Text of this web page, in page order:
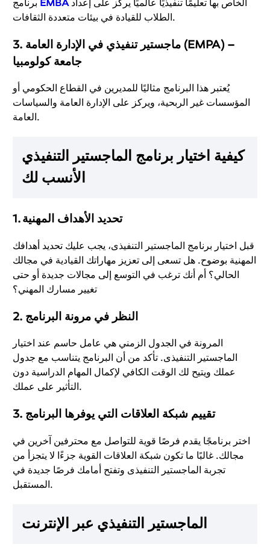
برنامج EMBA الخاص بها تعليمًا تنفيذيًا عالميًا يركز على إعداد
الطلاب للقيادة في بيئات متعددة الثقافات.
3. ماجستير تنفيذي في الإدارة العامة (EMPA) –
جامعة كولومبيا
يُعتبر هذا البرنامج مثاليًا للمديرين في القطاع الحكومي أو
المؤسسات غير الربحية، ويركز على الإدارة العامة والسياسات
العامة.
كيفية اختيار برنامج الماجستير التنفيذي
الأنسب لك
1.تحديد الأهداف المهنية
قبل اختيار برنامج الماجستير التنفيذى، يجب عليك تحديد أهدافك
المهنية بوضوح. هل تسعى إلى تعزيز مهاراتك القيادية في مجالك
الحالي؟ أم أنك ترغب في التوسع إلى مجالات جديدة أو حتى
تغيير مسارك المهني؟
2. النظر في مرونة البرنامج
المرونة في الجدول الزمني هي عامل حاسم عند اختيار
الماجستير التنفيذى. تأكد من أن البرنامج يتناسب مع جدول
عملك ويتيح لك الوقت الكافي لإكمال المهام الدراسية دون
التأثير على عملك.
3. تقييم شبكة العلاقات التي يوفرها البرنامج
اختر برنامجًا يقدم فرصًا قوية للتواصل مع محترفين آخرين في
مجالك. غالبًا ما تكون شبكة العلاقات القوية جزءًا لا يتجزأ من
تجربة الماجستير التنفيذى وتفتح أمامك فرصًا جديدة في
المستقبل.
الماجستير التنفيذي عبر الإنترنت